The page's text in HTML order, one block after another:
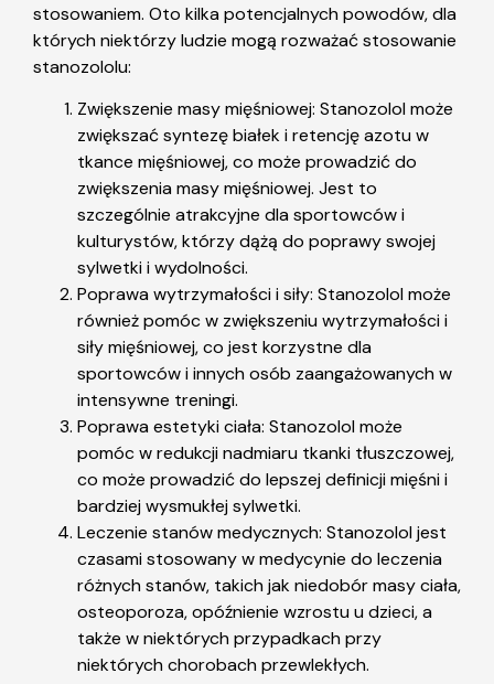
stosowaniem. Oto kilka potencjalnych powodów, dla
których niektórzy ludzie mogą rozważać stosowanie
stanozololu:
Zwiększenie masy mięśniowej: Stanozolol może
zwiększać syntezę białek i retencję azotu w
tkance mięśniowej, co może prowadzić do
zwiększenia masy mięśniowej. Jest to
szczególnie atrakcyjne dla sportowców i
kulturystów, którzy dążą do poprawy swojej
sylwetki i wydolności.
Poprawa wytrzymałości i siły: Stanozolol może
również pomóc w zwiększeniu wytrzymałości i
siły mięśniowej, co jest korzystne dla
sportowców i innych osób zaangażowanych w
intensywne treningi.
Poprawa estetyki ciała: Stanozolol może
pomóc w redukcji nadmiaru tkanki tłuszczowej,
co może prowadzić do lepszej definicji mięśni i
bardziej wysmukłej sylwetki.
Leczenie stanów medycznych: Stanozolol jest
czasami stosowany w medycynie do leczenia
różnych stanów, takich jak niedobór masy ciała,
osteoporoza, opóźnienie wzrostu u dzieci, a
także w niektórych przypadkach przy
niektórych chorobach przewlekłych.